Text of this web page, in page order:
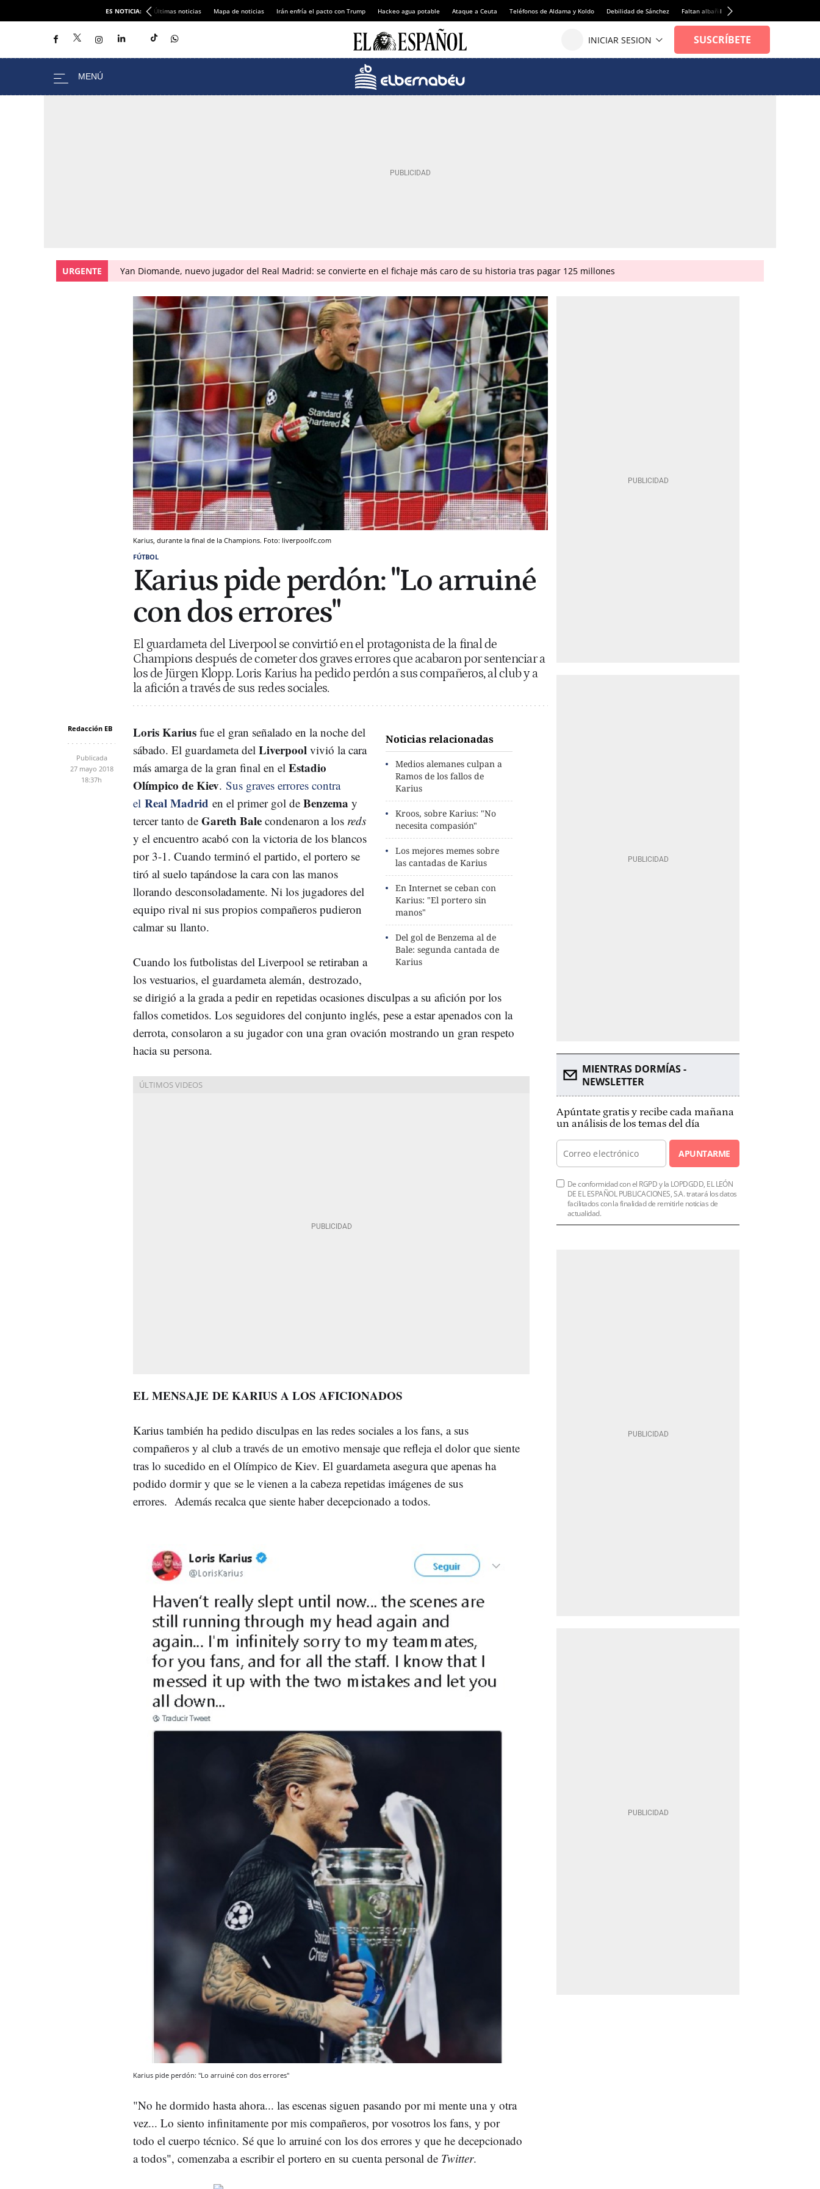
ES NOTICIA: Últimas noticias Mapa de noticias Irán enfría el pacto con Trump Hackeo agua potable Ataque a Ceuta Teléfonos de Aldama y Koldo Debilidad de Sánchez Faltan albañiles
URGENTE Yan Diomande, nuevo jugador del Real Madrid: se convierte en el fichaje más caro de su historia tras pagar 125 millones
Karius, durante la final de la Champions. Foto: liverpoolfc.com
FÚTBOL
Karius pide perdón: "Lo arruiné
con dos errores"
El guardameta del Liverpool se convirtió en el protagonista de la final de
Champions después de cometer dos graves errores que acabaron por sentenciar a
los de Jürgen Klopp. Loris Karius ha pedido perdón a sus compañeros, al club y a
la afición a través de sus redes sociales.
Redacción EB
Publicada
27 mayo 2018
18:37h
Noticias relacionadas
Medios alemanes culpan a
Ramos de los fallos de
Karius
Kroos, sobre Karius: "No
necesita compasión"
Los mejores memes sobre
las cantadas de Karius
En Internet se ceban con
Karius: "El portero sin
manos"
Del gol de Benzema al de
Bale: segunda cantada de
Karius
Loris Karius fue el gran señalado en la noche del
sábado. El guardameta del Liverpool vivió la cara
más amarga de la gran final en el Estadio
Olímpico de Kiev. Sus graves errores contra
el Real Madrid en el primer gol de Benzema y
tercer tanto de Gareth Bale condenaron a los reds
y el encuentro acabó con la victoria de los blancos
por 3-1. Cuando terminó el partido, el portero se
tiró al suelo tapándose la cara con las manos
llorando desconsoladamente. Ni los jugadores del
equipo rival ni sus propios compañeros pudieron
calmar su llanto.
Cuando los futbolistas del Liverpool se retiraban a
los vestuarios, el guardameta alemán, destrozado,
se dirigió a la grada a pedir en repetidas ocasiones disculpas a su afición por los
fallos cometidos. Los seguidores del conjunto inglés, pese a estar apenados con la
derrota, consolaron a su jugador con una gran ovación mostrando un gran respeto
hacia su persona.
EL MENSAJE DE KARIUS A LOS AFICIONADOS
Karius también ha pedido disculpas en las redes sociales a los fans, a sus
compañeros y al club a través de un emotivo mensaje que refleja el dolor que siente
tras lo sucedido en el Olímpico de Kiev. El guardameta asegura que apenas ha
podido dormir y que se le vienen a la cabeza repetidas imágenes de sus
errores. Además recalca que siente haber decepcionado a todos.
Karius pide perdón: "Lo arruiné con dos errores"
"No he dormido hasta ahora... las escenas siguen pasando por mi mente una y otra
vez... Lo siento infinitamente por mis compañeros, por vosotros los fans, y por
todo el cuerpo técnico. Sé que lo arruiné con los dos errores y que he decepcionado
a todos", comenzaba a escribir el portero en su cuenta personal de Twitter.
MIENTRAS DORMÍAS -
NEWSLETTER
Apúntate gratis y recibe cada mañana
un análisis de los temas del día
APUNTARME
De conformidad con el RGPD y la LOPDGDD, EL LEÓN
DE EL ESPAÑOL PUBLICACIONES, S.A. tratará los datos
facilitados con la finalidad de remitirle noticias de
actualidad.